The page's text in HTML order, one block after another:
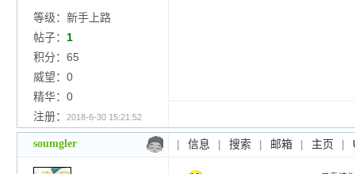
等级：新手上路
帖子： 1
积分：65
威望：0
精华：0
注册：
2018-6-30 15:21:52
soumgler | 信息 | 搜索 | 邮箱 | 主页 |